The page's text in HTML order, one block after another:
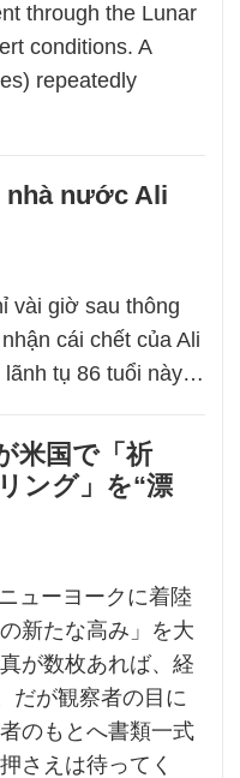
through the Lunar
conditions. A
repeatedly
nhà nước Ali
vài giờ sau thông
cái chết của Ali
lãnh tụ 86 tuổi này…
米国で「祈
ング」を“漂
ューヨークに着陸
新たな高み」を大
が数枚あれば、経
だが観察者の目に
のもとへ書類一式
さえは待ってく